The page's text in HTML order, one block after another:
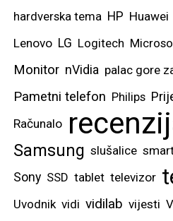
hardverska tema HP Huawei
Lenovo LG Logitech
Monitor nVidia palac gore
Pametni telefon Philips
Računalo
Samsung slušalice
Sony SSD tablet televizor
Uvodnik vidi vidilab vijesti